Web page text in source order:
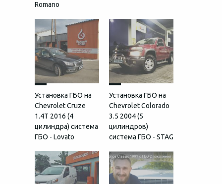
Romano
Установка ГБО на
Chevrolet Cruze
1.4T 2016 (4
цилиндра) система
ГБО - Lovato
Установка ГБО на
Chevrolet Colorado
3.5 2004 (5
цилиндров)
система ГБО - STAG